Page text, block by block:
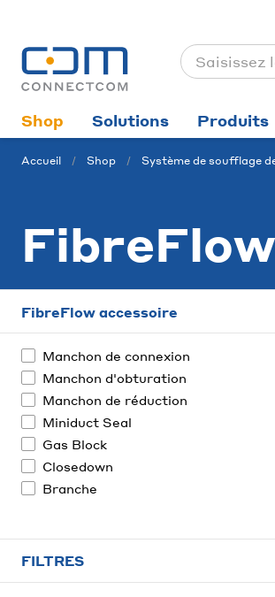
Shop Solutions Produits
Accueil Shop Système de soufflage
FibreFlow accessoire
Manchon de connexion
Manchon d'obturation
Manchon de réduction
Miniduct Seal
Gas Block
Closedown
Branche
FILTRES